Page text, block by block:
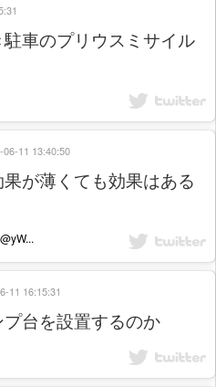
車のプリウスミサイル
が薄くても効果はある
06-11 13:40:50
台を設置するのか
11 16:15:31